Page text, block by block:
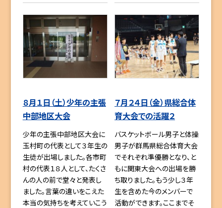
８月１日（土）少年の主張
中部地区大会
少年の主張中部地区大会に
玉村町の代表として３年生の
生徒が出場しました。各市町
村の代表１８人として、たくさ
んの人の前で堂々と発表し
ました。言葉の違いをこえた
本当の気持ちを考えていこう
７月２４日（金）県総合体
育大会での活躍２
バスケットボール男子と体操
男子が群馬県総合体育大会
でそれぞれ準優勝となり、と
もに関東大会への出場を勝
ち取りました。もう少し３年
生を含めた今のメンバーで
活動ができます。ここまでそ